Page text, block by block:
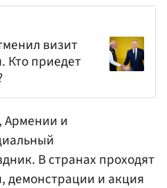
визит
Кто приедет
Армении и
В странах проходят
демонстрации и акция